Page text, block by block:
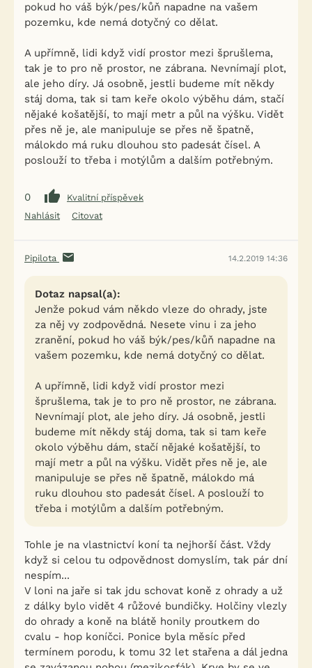
pokud ho váš býk/pes/kůň napadne na vašem
pozemku, kde nemá dotyčný co dělat.
A upřímně, lidi když vidí prostor mezi šprušlema,
tak je to pro ně prostor, ne zábrana. Nevnímají plot,
ale jeho díry. Já osobně, jestli budeme mít někdy
stáj doma, tak si tam keře okolo výběhu dám, stačí
nějaké košatější, to mají metr a půl na výšku. Vidět
přes ně je, ale manipuluje se přes ně špatně,
málokdo má ruku dlouhou sto padesát čísel. A
poslouží to třeba i motýlům a dalším potřebným.
0
Kvalitní příspěvek
Nahlásit
Citovat
Pipilota 14.2.2019 14:36
Dotaz napsal(a):
Jenže pokud vám někdo vleze do ohrady, jste
za něj vy zodpovědná. Nesete vinu i za jeho
zranění, pokud ho váš býk/pes/kůň napadne na
vašem pozemku, kde nemá dotyčný co dělat.
A upřímně, lidi když vidí prostor mezi
šprušlema, tak je to pro ně prostor, ne zábrana.
Nevnímají plot, ale jeho díry. Já osobně, jestli
budeme mít někdy stáj doma, tak si tam keře
okolo výběhu dám, stačí nějaké košatější, to
mají metr a půl na výšku. Vidět přes ně je, ale
manipuluje se přes ně špatně, málokdo má
ruku dlouhou sto padesát čísel. A poslouží to
třeba i motýlům a dalším potřebným.
Tohle je na vlastnictví koní ta nejhorší část. Vždy
když si celou tu odpovědnost domyslím, tak pár dní
nespím...
V loni na jaře si tak jdu schovat koně z ohrady a už
z dálky bylo vidět 4 růžové bundičky. Holčiny vlezly
do ohrady a koně na blátě honily proutkem do
cvalu - hop koníčci. Ponice byla měsíc před
termínem porodu, k tomu 32 let stařena a dál jedna